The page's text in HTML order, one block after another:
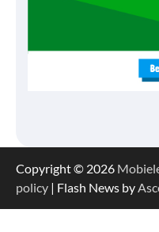
Copyright © 2026
policy | Flash News by